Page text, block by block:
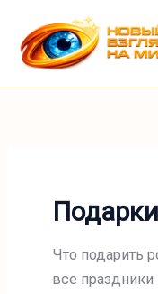
содержимому
Подарки
Что подарить
все